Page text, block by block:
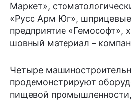
Маркет»,
«Русс Арм Юг»,
предприятие «Гемософт»,
шовный материал –
Четыре
продемонстрируют
пищевой